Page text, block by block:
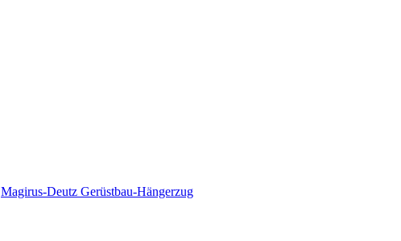
Magirus-Deutz Gerüstbau-Hängerzug